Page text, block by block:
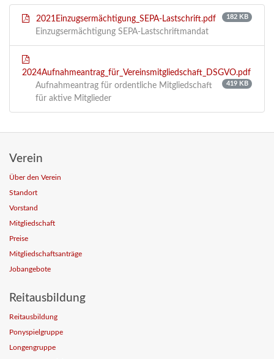
2021Einzugsermächtigung_SEPA-Lastschrift.pdf 182 KB
Einzugsermächtigung SEPA-Lastschriftmandat
2024Aufnahmeantrag_für_Vereinsmitgliedschaft_DSGVO.pdf
419 KB
Aufnahmeantrag für ordentliche Mitgliedschaft
für aktive Mitglieder
Verein
Über den Verein
Standort
Vorstand
Mitgliedschaft
Preise
Mitgliedschaftsanträge
Jobangebote
Reitausbildung
Reitausbildung
Ponyspielgruppe
Longengruppe